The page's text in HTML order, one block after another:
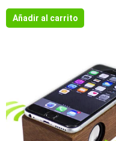
Añadir al carrito